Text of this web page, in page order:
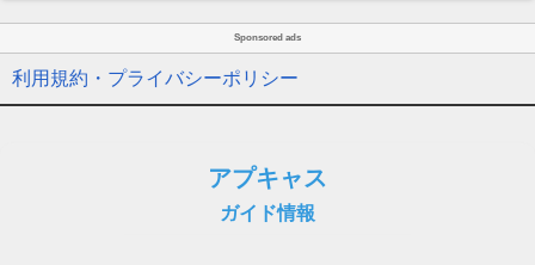
Sponsored ads
利用規約・プライバシーポリシー
アプキャス
ガイド情報